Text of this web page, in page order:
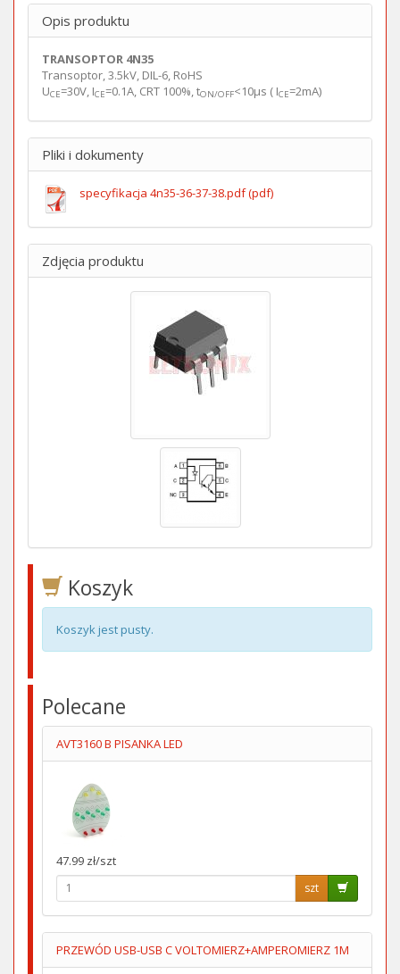
Opis produktu
TRANSOPTOR 4N35
Transoptor, 3.5kV, DIL-6, RoHS
UCE=30V, ICE=0.1A, CRT 100%, tON/OFF<10μs ( ICE=2mA)
Pliki i dokumenty
specyfikacja 4n35-36-37-38.pdf (pdf)
Zdjęcia produktu
Koszyk
Koszyk jest pusty.
Polecane
AVT3160 B PISANKA LED
47.99 zł/szt
szt
PRZEWÓD USB-USB C VOLTOMIERZ+AMPEROMIERZ 1M